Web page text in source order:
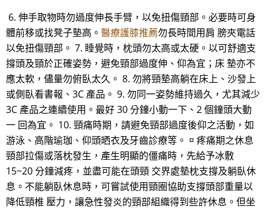
6. 伸手取物時勿過度伸長手臂，以免扭傷頸部。必要時可身
體前移或找凳子墊高。 醫療護膝推薦勿長時間用肩 膀夾電話
以免扭傷頸部。 7. 睡覺時，枕頭勿太高或太硬。以可舒適支
撐頭及頸於正確姿勢，避免頸部過度伸、仰為宜；床 墊亦不
應太軟，儘量勿俯臥太久。 8. 勿將頸墊高躺在床上、沙發上
或側臥看書報、3C 產品。 9. 勿同一姿勢維持過久，尤其減少
3C 產品之連續使用。最好 30 分鐘小動一下、2 個鐘頭大動
一 回為宜。 10. 頸痛時期，請避免頸部過度後仰之活動，如
游泳、高階瑜珈、仰頭晒衣及牙齒診療等。 ¤ 疼痛期之休息
頸部拉傷或落枕發生，產生明顯的僵痛時，先給予冰敷
15~20 分鐘減疼，並盡可能在頭頸 交界處墊枕支撐及躺臥休
息。不能躺臥休息時，可嘗試使用頸圈協助支撐頭部重量以
降低頸椎 壓力，讓急性發炎的頸部組織得到些許休息。但坐